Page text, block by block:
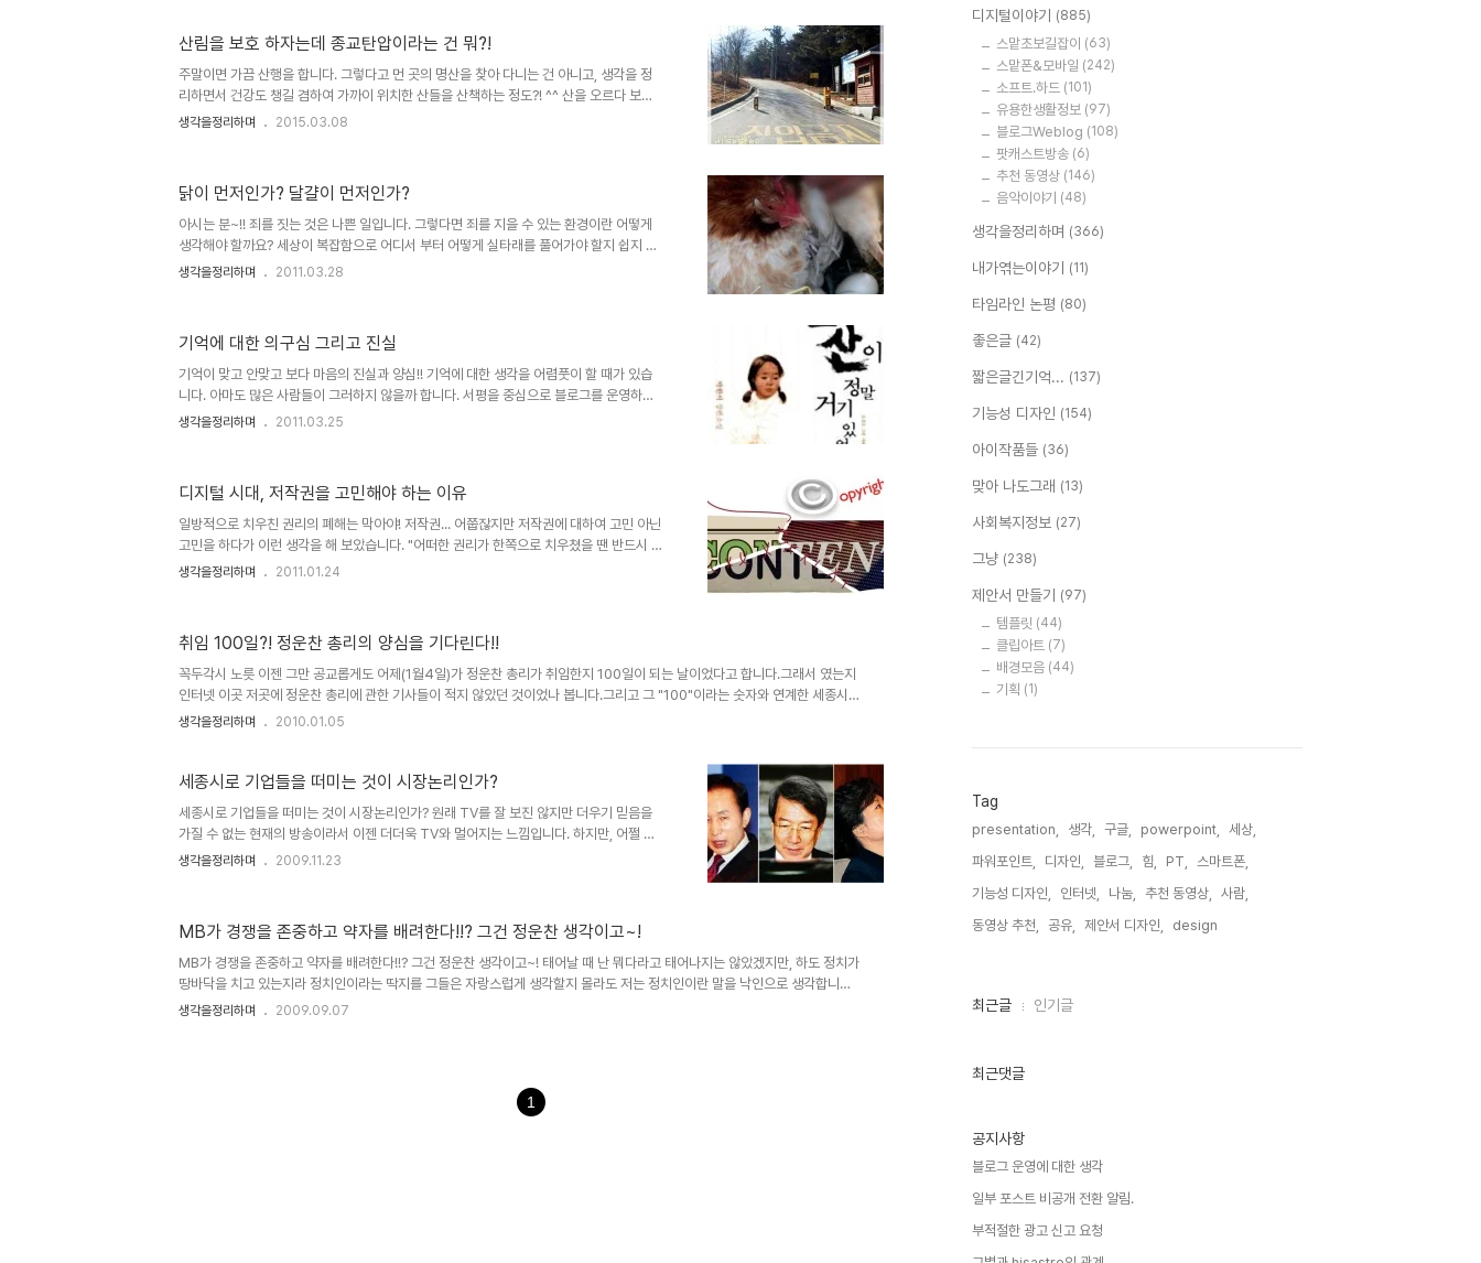
제가 생각하는 시각의 관점에서- 악한 이들은 자기합리화를 합니다. 때문에 자기검열과 자
기합리화는 이종동의어라고 할 수 있습니다. 이미지 출처: www.l..
산림을 보호 하자는데 종교탄압이라는 건 뭐?!
주말이면 가끔 산행을 합니다. 그렇다고 먼 곳의 명산을 찾아 다니는 건 아니고, 생각을 정
리하면서 건강도 챙길 겸하여 가까이 위치한 산들을 산책하는 정도?! ^^ 산을 오르다 보면
대부분 차량을 통제한다는 팻말이 보이지만 아랑곳하지 않고 당연하다는 듯 쉴 새 없이 진
데... 왜 막느냐는 것이고, 이를 종교탄압이라고까지 한다는 사실입니다. 언젠가 산행 길에
어느 산림 관리 공무원으로 보이는 분께서 산책로 부근 주차 차량 단속하는 모습을 목격하
고 물..
생각을정리하며 2015.03.08
닭이 먼저인가? 달걀이 먼저인가?
아시는 분~!! 죄를 짓는 것은 나쁜 일입니다. 그렇다면 죄를 지을 수 있는 환경이란 어떻게
생각해야 할까요? 세상이 복잡함으로 어디서 부터 어떻게 실타래를 풀어가야 할지 쉽지 않
은 답이지만, 우리는 사람이라는 관점에서 죄를 논하기에 앞서 사람들의 행동적 유발에 대
무엇인가에 얽매이는 삶이 되도록 하여(돈과 같은 생활의 수단을 삶의 목표로 살아가도록
함으로써) 자신들의 통제 아래 있을 수 밖에 없도록 하고 있는지도 모를 일입니다. 아니 어
떤 ..
생각을정리하며 2011.03.28
기억에 대한 의구심 그리고 진실
기억이 맞고 안맞고 보다 마음의 진실과 양심!! 기억에 대한 생각을 어렴풋이 할 때가 있습
니다. 아마도 많은 사람들이 그러하지 않을까 합니다. 서평을 중심으로 블로그를 운영하고
계신 여강여호님의 포스트 "체 게바라는 왜 콩고로 갔을까?" 를 우연히 보게 되었습니다. 그
다 먹었을까』와『그 산이 정말 거기 있었을까』를 읽어 보셨는지요. 두 소설은 제목에서도 느
껴지듯이 작가의 어린 시절 기억을 배경으로 합니다. 그러나 그 기억은 제목처럼 사실 ..
생각을정리하며 2011.03.25
디지털 시대, 저작권을 고민해야 하는 이유
일방적으로 치우친 권리의 폐해는 막아야! 저작권... 어쭙잖지만 저작권에 대하여 고민 아닌
고민을 하다가 이런 생각을 해 보았습니다. "어떠한 권리가 한쪽으로 치우쳤을 땐 반드시 문
제가 발생하기 마련이다." 특히 본 글에서 말하고자 하는 저작권은 그 정도가 너무 과한 상
Times Published: March 1, 2009 음악이나, 책, 글 그림 등등... 이러한 분야 또는 그
객체들의 공통점은 그것을 보고 듣고 감상하..
생각을정리하며 2011.01.24
취임 100일?! 정운찬 총리의 양심을 기다린다!!
꼭두각시 노릇 이젠 그만 공교롭게도 어제(1월4일)가 정운찬 총리가 취임한지 100일이 되는 날이었다고 합니다.그래서 였는지
인터넷 이곳 저곳에 정운찬 총리에 관한 기사들이 적지 않았던 것이었나 봅니다.그리고 그 "100"이라는 숫자와 연계한 세종시
문제는 이제 정운찬 총리의 트레이드마크가 된 듯 보입니다. 연일 정부의 대변자로 최일선에서 고군분투하는 그의 모습을 보면,
것이나 아니면, 그러고자 하는 의지가 있기 때문에 그런 것인지 약간은 안쓰러워 보입니다...
생각을정리하며 2010.01.05
세종시로 기업들을 떠미는 것이 시장논리인가?
세종시로 기업들을 떠미는 것이 시장논리인가? 원래 TV를 잘 보진 않지만 더우기 믿음을
가질 수 없는 현재의 방송이라서 이젠 더더욱 TV와 멀어지는 느낌입니다. 하지만, 어쩔 수
없이 들려오는 얘기라던가 또는 인터넷을 통하여 보게 되는 일련의 최근 상황들은 답답함이
꼬집고 넘어가야겠다는 생각이 들었습니다. 세종시 문제로 여야의 대립이 어쩌구 저쩌구하
는 상황이 되는 것을 보면서, 최근 정부부처의 세종시 이전을 전면 백지화 하겠다는 정부
의..
생각을정리하며 2009.11.23
MB가 경쟁을 존중하고 약자를 배려한다!!? 그건 정운찬 생각이고~!
MB가 경쟁을 존중하고 약자를 배려한다!!? 그건 정운찬 생각이고~! 태어날 때 난 뭐다라고 태어나지는 않았겠지만, 하도 정치가
땅바닥을 치고 있는지라 정치인이라는 딱지를 그들은 자랑스럽게 생각할지 몰라도 저는 정치인이란 말을 낙인으로 생각합니다.
물론, 아니라고 할 수 있는 몇 분의 진정한 정치인들은 제외하는 말입니다. 말하고자 하는 건 그나마 학자의 양심이라고 생각하는
생각을정리하며 2009.09.07
1
디지털이야기 (885)
스맡초보길잡이 (63)
스맡폰&모바일 (242)
소프트.하드 (101)
유용한생활정보 (97)
블로그Weblog (108)
팟캐스트방송 (6)
추천 동영상 (146)
음악이야기 (48)
생각을정리하며 (366)
내가엮는이야기 (11)
타임라인 논평 (80)
좋은글 (42)
짧은글긴기억... (137)
기능성 디자인 (154)
아이작품들 (36)
맞아 나도그래 (13)
사회복지정보 (27)
그냥 (238)
제안서 만들기 (97)
템플릿 (44)
클립아트 (7)
배경모음 (44)
기획 (1)
Tag
presentation, 생각, 구글, powerpoint,
세상,
파워포인트,
디자인, 블로그, 힘, PT,
스마트폰,
기능성 디자인,
인터넷, 나눔, 추천 동영상,
사람,
동영상 추천,
공유, 제안서 디자인, design,
최
인
최근글 인기글
최근댓글
공지사항
블로그 운영에 대한 생각
일부 포스트 비공개 전환 알림.
부적절한 광고 신고 요청